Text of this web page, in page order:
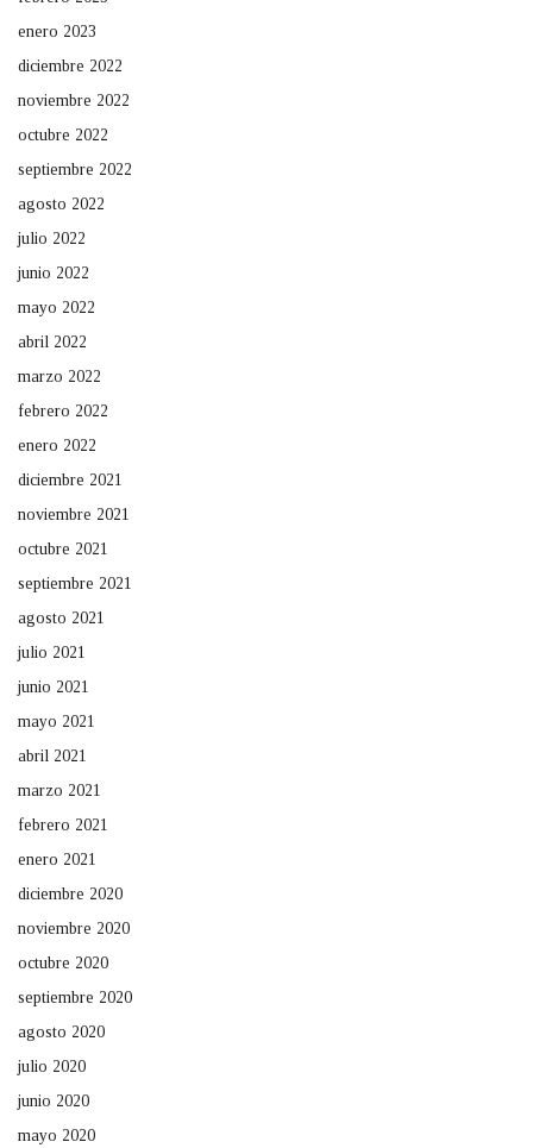
enero 2023
diciembre 2022
noviembre 2022
octubre 2022
septiembre 2022
agosto 2022
julio 2022
junio 2022
mayo 2022
abril 2022
marzo 2022
febrero 2022
enero 2022
diciembre 2021
noviembre 2021
octubre 2021
septiembre 2021
agosto 2021
julio 2021
junio 2021
mayo 2021
abril 2021
marzo 2021
febrero 2021
enero 2021
diciembre 2020
noviembre 2020
octubre 2020
septiembre 2020
agosto 2020
julio 2020
junio 2020
mayo 2020